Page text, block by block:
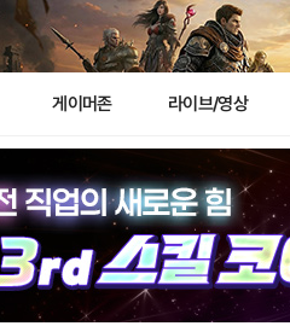
게이머존 라이브/영상